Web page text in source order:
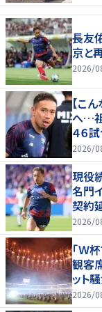
長友
京と
2026/
【こ
へ…
４６
2026/
現役
名門
契約
2026/
「Ｗ
観客
ット
級に
2026/